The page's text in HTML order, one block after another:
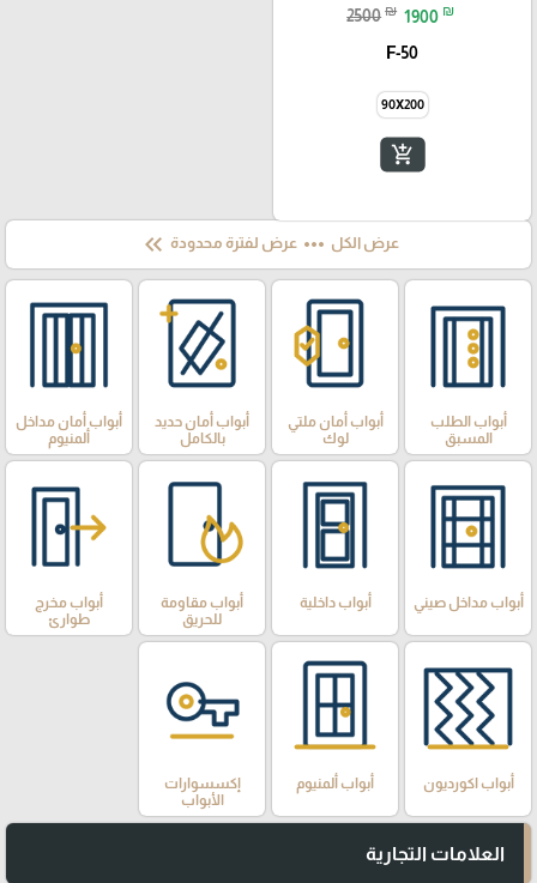
2500 ₪ 1900 ₪
F-50
90X200
add_shopping_cart
عرض الكل more_horiz عرض لفترة محدودة keyboard_double_arrow_left
أبواب الطلب
المسبق
أبواب أمان ملتي
لوك
أبواب أمان حديد
بالكامل
أبواب أمان مداخل
ألمنيوم
أبواب مداخل صيني أبواب داخلية
أبواب مقاومة
للحريق
أبواب مخرج
طوارئ
أبواب اكورديون أبواب ألمنيوم
إكسسوارات
الأبواب
العلامات التجارية